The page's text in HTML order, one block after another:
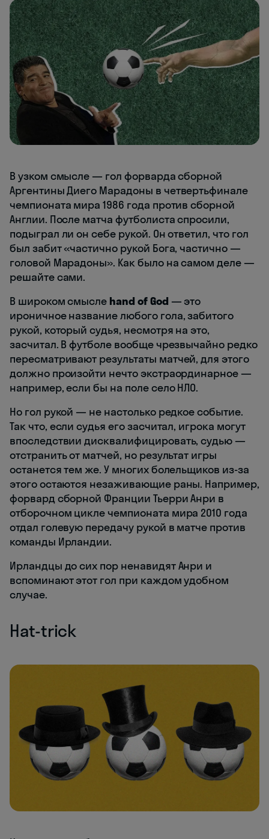
В узком смысле — гол форварда сборной
Аргентины Диего Марадоны в четвертьфинале
чемпионата мира 1986 года против сборной
Англии. После матча футболиста спросили,
подыграл ли он себе рукой. Он ответил, что гол
был забит «частично рукой Бога, частично —
головой Марадоны». Как было на самом деле —
решайте сами.
В широком смысле hand of God — это
ироничное название любого гола, забитого
рукой, который судья, несмотря на это,
засчитал. В футболе вообще чрезвычайно редко
пересматривают результаты матчей, для этого
должно произойти нечто экстраординарное —
например, если бы на поле село НЛО.
Но гол рукой — не настолько редкое событие.
Так что, если судья его засчитал, игрока могут
впоследствии дисквалифицировать, судью —
отстранить от матчей, но результат игры
останется тем же. У многих болельщиков из-за
этого остаются незаживающие раны. Например,
форвард сборной Франции Тьерри Анри в
отборочном цикле чемпионата мира 2010 года
отдал голевую передачу рукой в матче против
команды Ирландии.
Ирландцы до сих пор ненавидят Анри и
вспоминают этот гол при каждом удобном
случае.
Hat-trick